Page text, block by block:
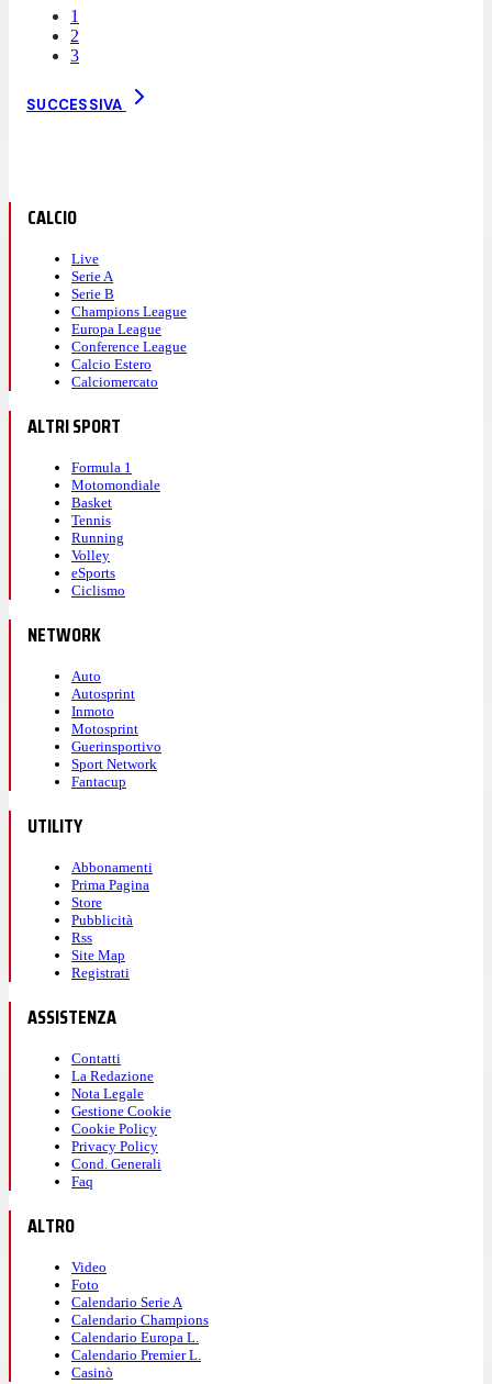
1
2
3
SUCCESSIVA
CALCIO
Live
Serie A
Serie B
Champions League
Europa League
Conference League
Calcio Estero
Calciomercato
ALTRI SPORT
Formula 1
Motomondiale
Basket
Tennis
Running
Volley
eSports
Ciclismo
NETWORK
Auto
Autosprint
Inmoto
Motosprint
Guerinsportivo
Sport Network
Fantacup
UTILITY
Abbonamenti
Prima Pagina
Store
Pubblicità
Rss
Site Map
Registrati
ASSISTENZA
Contatti
La Redazione
Nota Legale
Gestione Cookie
Cookie Policy
Privacy Policy
Cond. Generali
Faq
ALTRO
Video
Foto
Calendario Serie A
Calendario Champions
Calendario Europa L.
Calendario Premier L.
Casinò